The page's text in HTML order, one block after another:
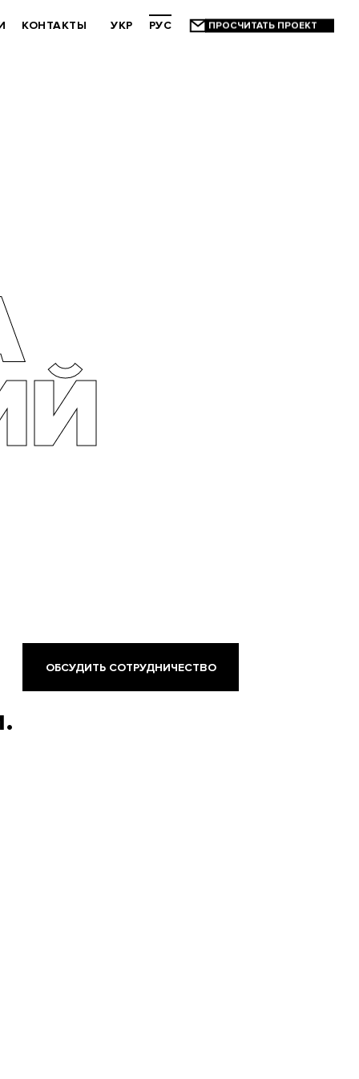
КОНТАКТЫ УКР РУС
ОБСУДИТЬ СОТРУДНИЧЕСТВО